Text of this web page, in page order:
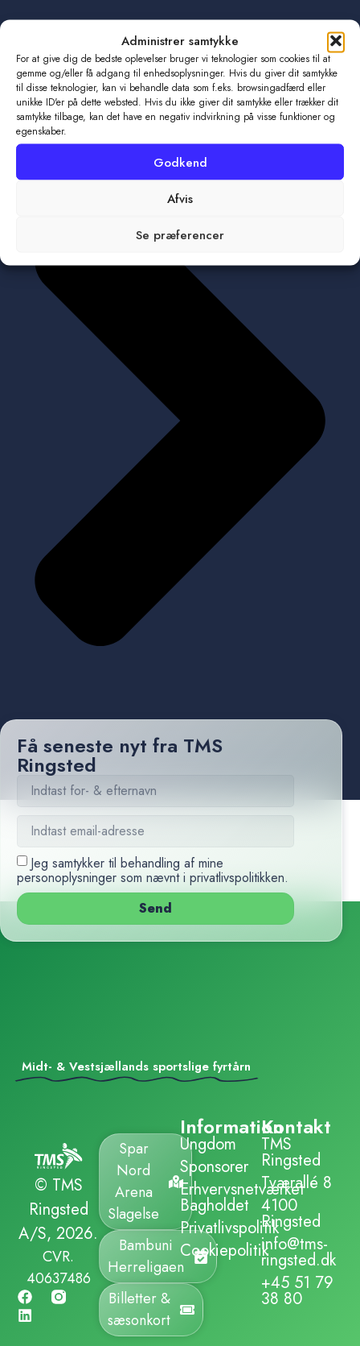
Administrer samtykke
For at give dig de bedste oplevelser bruger vi teknologier som cookies til at
gemme og/eller få adgang til enhedsoplysninger. Hvis du giver dit samtykke
til disse teknologier, kan vi behandle data som f.eks. browsingadfærd eller
unikke ID'er på dette websted. Hvis du ikke giver dit samtykke eller trækker dit
samtykke tilbage, kan det have en negativ indvirkning på visse funktioner og
egenskaber.
Godkend
Afvis
Se præferencer
Fra 1. division til DM-slutspil: ”Det er vel lidt en eventyrfortælling”
Næste
Kampoptakt: Første slutspilskamp mod Fredericia HK bliver ”sindssygt hård”
Få seneste nyt fra TMS
Ringsted
Jeg samtykker til behandling af mine
personoplysninger som nævnt i privatlivspolitikken.
Send
Midt- & Vestsjællands sportslige fyrtårn
© TMS
Ringsted
A/S, 2026.
CVR.
40637486
Information
Ungdom
Sponsorer
Erhvervsnetværket
Bagholdet
Privatlivspolitik
Cookiepolitik
Kontakt
TMS
Ringsted
Tværallé 8
4100
Ringsted
info@tms-
ringsted.dk
+45 51 79
38 80
Spar
Nord
Arena
Slagelse
Bambuni
Herreligaen
Billetter &
sæsonkort